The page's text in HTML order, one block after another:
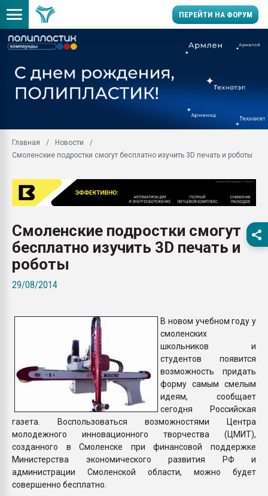
ПЕРЕЙТИ НА ФОРУМ
Вакуум-формовочные
28.07.2026
Всё, что касается
бутылок
Материал поверхности
вакуумного
Главная
Новости
Смоленские подростки смогут бесплатно изучить 3D печать и роботы
Смоленские подростки смогут
бесплатно изучить 3D печать и
роботы
29/08/2014
В новом учебном году у
смоленских
школьников и
студентов появится
возможность придать
форму самым смелым
идеям, сообщает
сегодня Российская
газета. Воспользоваться возможностями Центра
молодежного инновационного творчества (ЦМИТ),
созданного в Смоленске при финансовой поддержке
Министерства экономического развития РФ и
администрации Смоленской области, можно будет
совершенно бесплатно.